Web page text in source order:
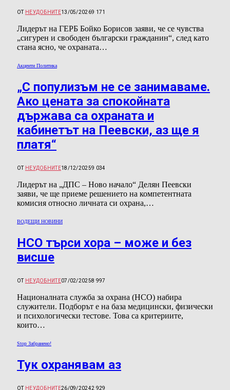
ОТ НЕУДОБНИТЕ13/05/20269 171
Лидерът на ГЕРБ Бойко Борисов заяви, че се чувства
„сигурен и свободен български гражданин“, след като
стана ясно, че охраната…
Акценти Политика
„С популизъм не се занимаваме.
Ако цената за спокойната
държава са охраната и
кабинетът на Пеевски, аз ще я
платя“
ОТ НЕУДОБНИТЕ18/12/20259 034
Лидерът на „ДПС – Ново начало“ Делян Пеевски
заяви, че ще приеме решението на компетентната
комисия относно личната си охрана,…
ВОДЕЩИ НОВИНИ
НСО търси хора – може и без
висше
ОТ НЕУДОБНИТЕ07/02/20258 997
Националната служба за охрана (НСО) набира
служители. Подборът е на база медицински, физически
и психологически тестове. Това са критериите,
които…
Stop Забранено!
Тук охранявам аз
ОТ НЕУДОБНИТЕ26/09/20242 929